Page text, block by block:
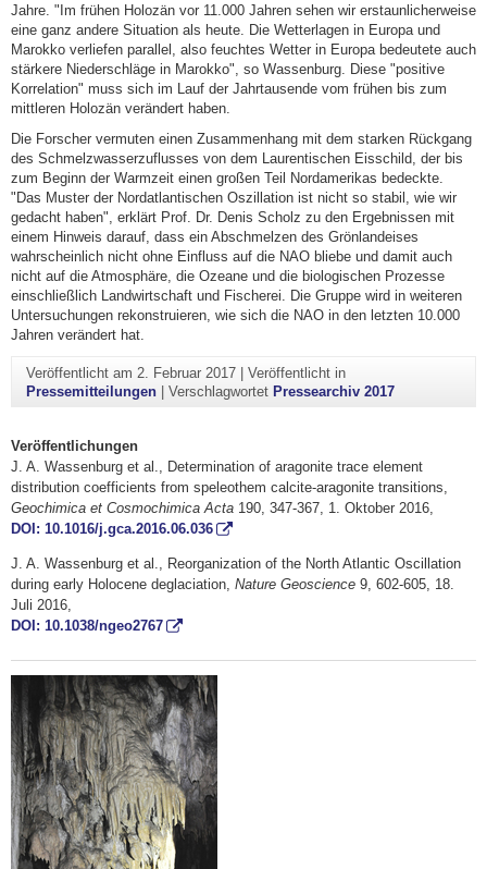
Jahre. "Im frühen Holozän vor 11.000 Jahren sehen wir erstaunlicherweise
eine ganz andere Situation als heute. Die Wetterlagen in Europa und
Marokko verliefen parallel, also feuchtes Wetter in Europa bedeutete auch
stärkere Niederschläge in Marokko", so Wassenburg. Diese "positive
Korrelation" muss sich im Lauf der Jahrtausende vom frühen bis zum
mittleren Holozän verändert haben.
Die Forscher vermuten einen Zusammenhang mit dem starken Rückgang
des Schmelzwasserzuflusses von dem Laurentischen Eisschild, der bis
zum Beginn der Warmzeit einen großen Teil Nordamerikas bedeckte.
"Das Muster der Nordatlantischen Oszillation ist nicht so stabil, wie wir
gedacht haben", erklärt Prof. Dr. Denis Scholz zu den Ergebnissen mit
einem Hinweis darauf, dass ein Abschmelzen des Grönlandeises
wahrscheinlich nicht ohne Einfluss auf die NAO bliebe und damit auch
nicht auf die Atmosphäre, die Ozeane und die biologischen Prozesse
einschließlich Landwirtschaft und Fischerei. Die Gruppe wird in weiteren
Untersuchungen rekonstruieren, wie sich die NAO in den letzten 10.000
Jahren verändert hat.
Veröffentlicht am 2. Februar 2017| Veröffentlicht in
Pressemitteilungen| Verschlagwortet Pressearchiv 2017
Veröffentlichungen
J. A. Wassenburg et al., Determination of aragonite trace element
distribution coefficients from speleothem calcite-aragonite transitions,
Geochimica et Cosmochimica Acta 190, 347-367, 1. Oktober 2016,
DOI: 10.1016/j.gca.2016.06.036
J. A. Wassenburg et al., Reorganization of the North Atlantic Oscillation
during early Holocene deglaciation, Nature Geoscience 9, 602-605, 18.
Juli 2016,
DOI: 10.1038/ngeo2767